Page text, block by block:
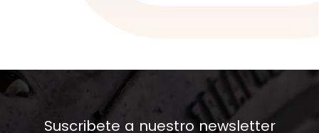
Suscribete a nuestro newsletter